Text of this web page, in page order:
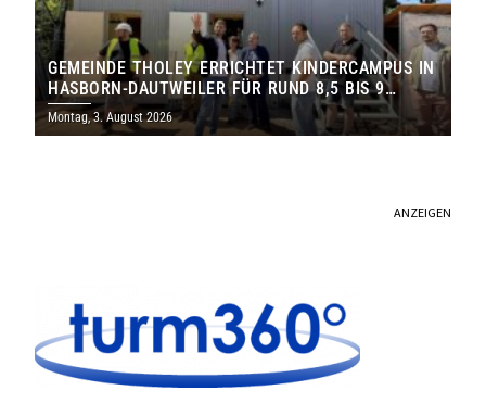
GEMEINDE THOLEY ERRICHTET KINDERCAMPUS IN
HASBORN-DAUTWEILER FÜR RUND 8,5 BIS 9
MILLIONEN EURO
Montag, 3. August 2026
ANZEIGEN